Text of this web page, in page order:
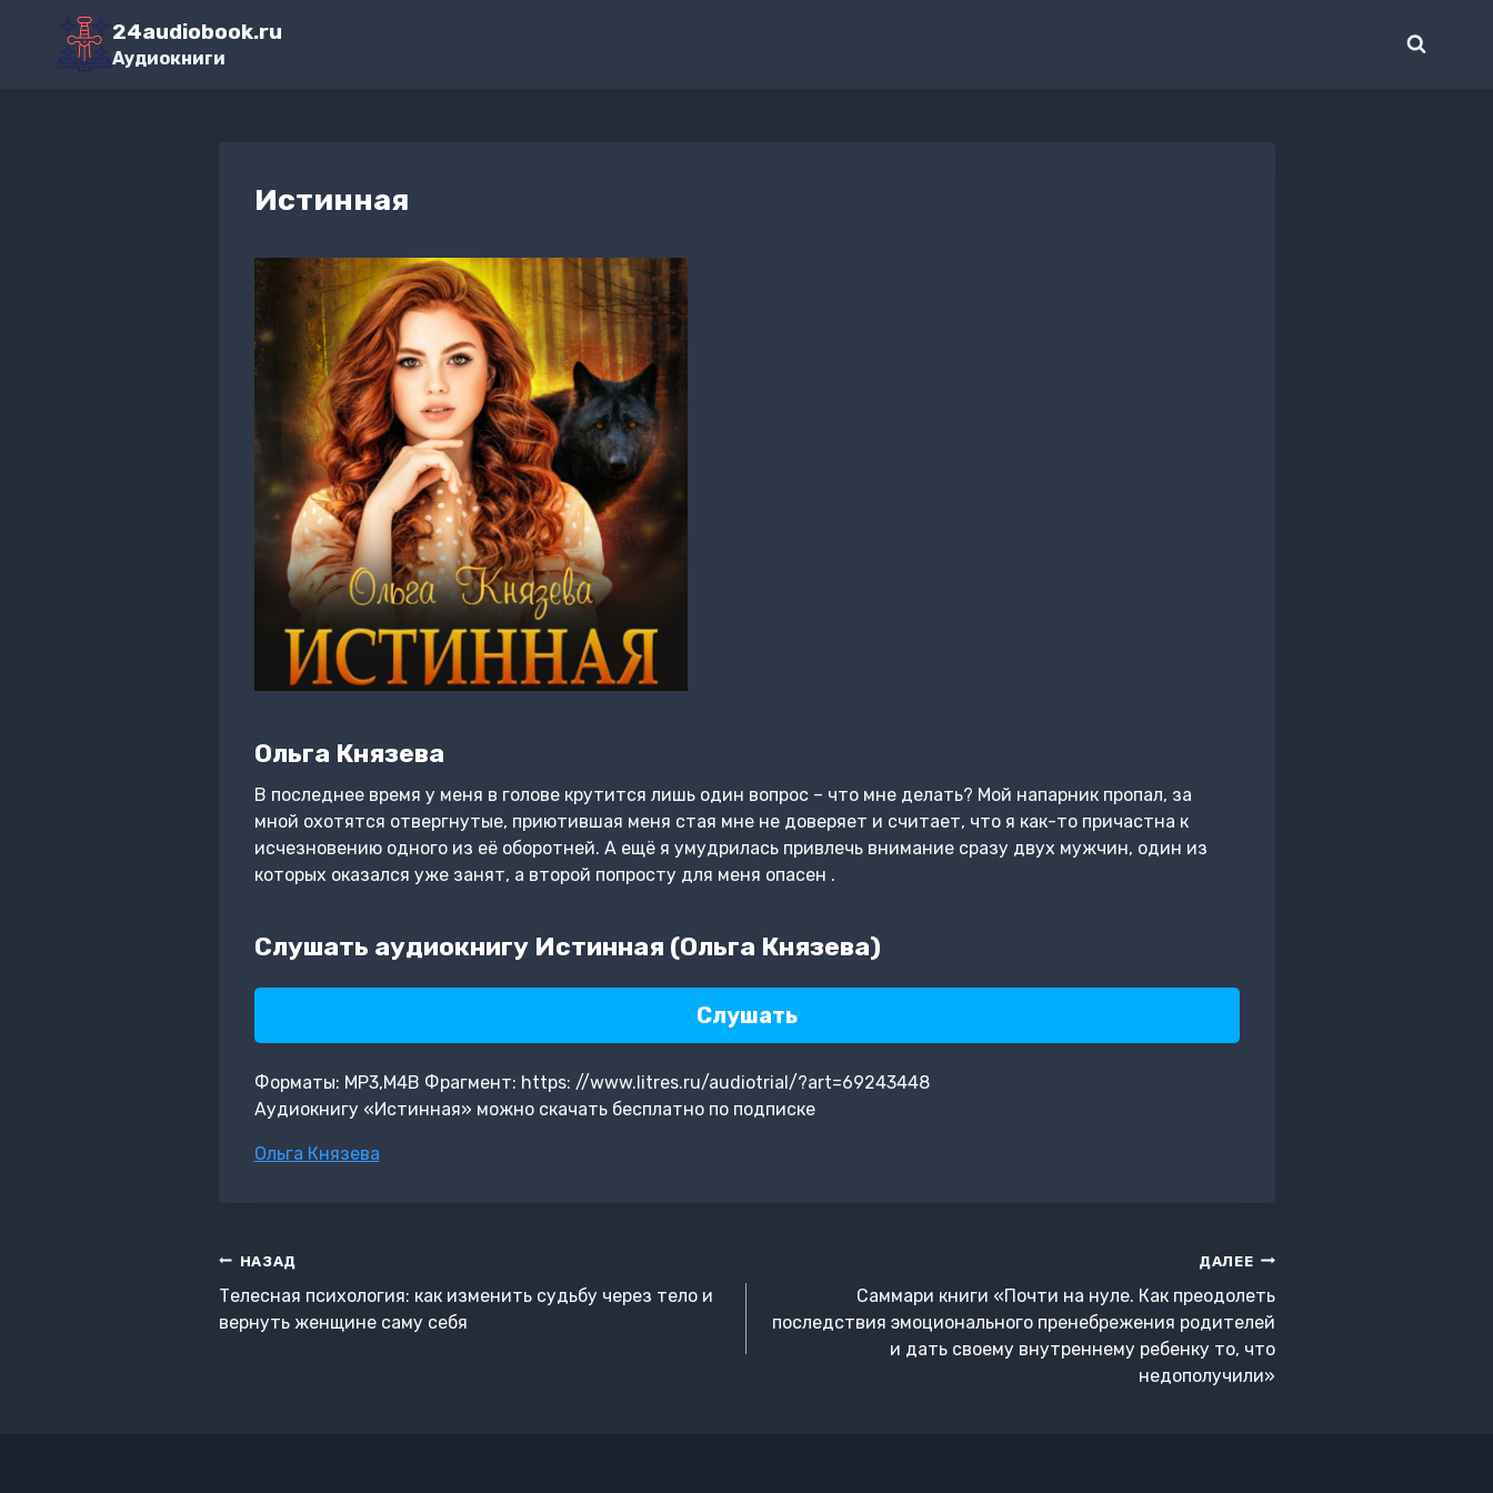
Перейти
содержимому
24audiobook.ru
Аудиокниги
Истинная
Ольга Князева
В последнее время у меня в голове крутится лишь один вопрос – что мне делать? Мой напарник пропал, за
мной охотятся отвергнутые, приютившая меня стая мне не доверяет и считает, что я как-то причастна к
исчезновению одного из её оборотней. А ещё я умудрилась привлечь внимание сразу двух мужчин, один из
которых оказался уже занят, а второй попросту для меня опасен .
Слушать аудиокнигу Истинная (Ольга Князева)
Слушать
Форматы: MP3,M4B Фрагмент: https: //www.litres.ru/audiotrial/?art=69243448
Аудиокнигу «Истинная» можно скачать бесплатно по подписке
Метки
Ольга Князева
Навигация
по
записям
НАЗАД
Телесная психология: как изменить судьбу через тело и
вернуть женщине саму себя
ДАЛЕЕ
Саммари книги «Почти на нуле. Как преодолеть
последствия эмоционального пренебрежения родителей
и дать своему внутреннему ребенку то, что
недополучили»